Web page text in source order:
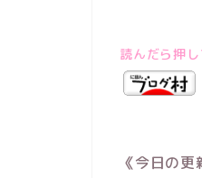
読んだら押し
《今日の更